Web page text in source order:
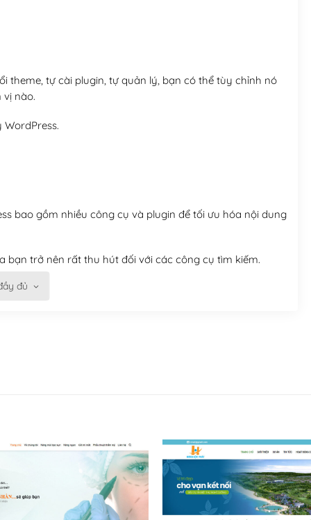
theme, tự cài plugin, tự quản lý, bạn có thể tùy chỉnh nó
nào.
bao gồm nhiều công cụ và plugin để tối ưu hóa nội dung
bạn trở nên rất thu hút đối với các công cụ tìm kiếm.
lồ được kiểm duyệt bởi các nhân viên và những người
đủ